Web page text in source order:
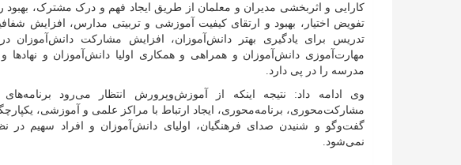
کارایی و اثربخشی مدیران و معلمان از طریق ایجاد فهم و درک مشترک، بهبود
تفویض اختیار، بهبود و ارتقای کیفیت آموزشی و تربیتی مدارس، افزایش
تدریس برای یادگیری بهتر دانش‌آموزان، افزایش مشارکت دانش‌آموزان
مهارت‌آموزی دانش‌آموزان و همراهی و همکاری اولیا دانش‌آموزان و
مدرسه را در پی دارد.
وی ادامه داد: نتیجه اینکه از آموزش‌وپرورش انتظار می‌رود
مشارکت‌محوری، برنامه‌محوری، ایجاد ارتباط با مراکز علمی و آموزشی،
گفت‌و‌گو و شنیدن صدای فرهنگیان، اولیای دانش‌آموزان و افراد سهیم در
نمی‌شود.